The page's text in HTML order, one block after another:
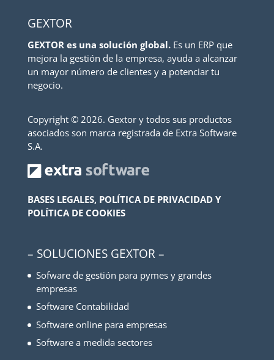
GEXTOR
GEXTOR es una solución global.Es un ERP que
mejora la gestión de la empresa, ayuda a alcanzar
un mayor número de clientes y a potenciar tu
negocio.
Copyright © 2026. Gextor y todos sus productos
asociados son marca registrada de Extra Software
S.A.
BASES LEGALES, POLÍTICA DE PRIVACIDAD Y
POLÍTICA DE COOKIES
– SOLUCIONES GEXTOR –
Sofware de gestión para pymes y grandes
empresas
Software Contabilidad
Software online para empresas
Software a medida sectores